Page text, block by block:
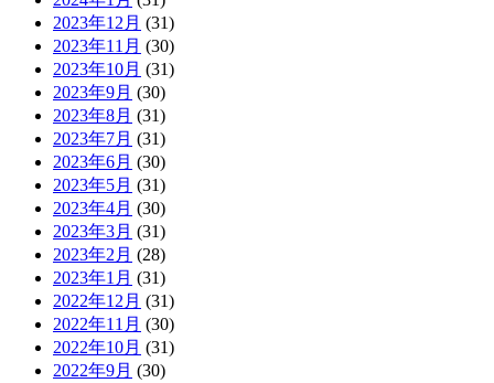
2023年12月 (31)
2023年11月 (30)
2023年10月 (31)
2023年9月 (30)
2023年8月 (31)
2023年7月 (31)
2023年6月 (30)
2023年5月 (31)
2023年4月 (30)
2023年3月 (31)
2023年2月 (28)
2023年1月 (31)
2022年12月 (31)
2022年11月 (30)
2022年10月 (31)
2022年9月 (30)